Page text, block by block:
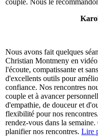
couple. Nous le
Nous avons fait quelques
Christian Montmeny en
l'écoute, compatissante et
d'excellents outils pour
confiance. Nos rencontres
couple et à avancer
d'empathie, de douceur et
flexibilité pour nos
rendez-vous dans la
planifier nos rencontres. Lire